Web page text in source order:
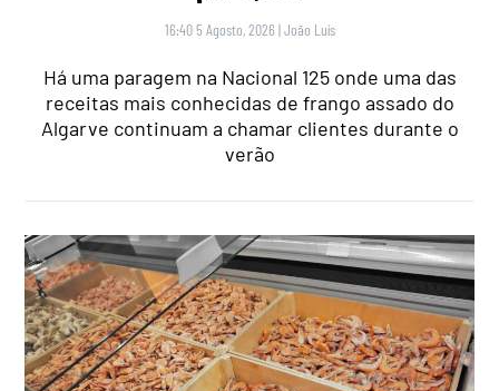
16:40 5 Agosto, 2026 |João Luís
Há uma paragem na Nacional 125 onde uma das
receitas mais conhecidas de frango assado do
Algarve continuam a chamar clientes durante o
verão